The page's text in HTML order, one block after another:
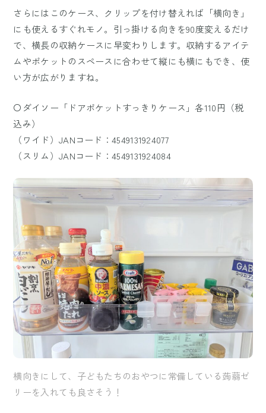
さらにはこのケース、クリップを付け替えれば「横向き」
にも使えるすぐれモノ。引っ掛ける向きを90度変えるだけ
で、横長の収納ケースに早変わりします。収納するアイテ
ムやポケットのスペースに合わせて縦にも横にもでき、使
い方が広がりますね。
〇ダイソー「ドアポケットすっきりケース」各110円（税
込み）
（ワイド）JANコード：4549131924077
（スリム）JANコード：4549131924084
横向きにして、子どもたちのおやつに常備している蒟蒻ゼ
リーを入れても良さそう！